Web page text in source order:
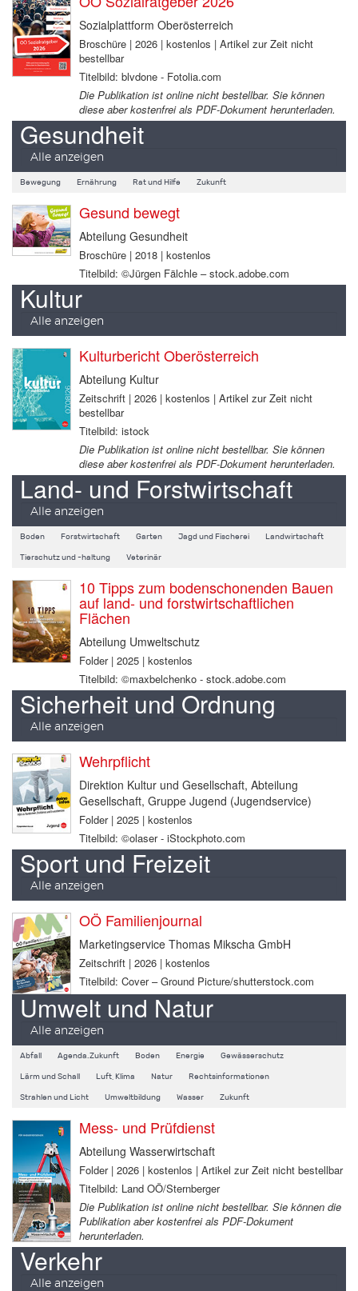
Sozialplattform Oberösterreich
Broschüre | 2026 | kostenlos | Artikel zur Zeit nicht
bestellbar
Titelbild: blvdone - Fotolia.com
Die Publikation ist online nicht bestellbar. Sie können
diese aber kostenfrei als PDF-Dokument herunterladen.
Gesundheit
Alle anzeigen
Bewegung Ernährung Rat und Hilfe Zukunft
Gesund bewegt
Abteilung Gesundheit
Broschüre | 2018 | kostenlos
Titelbild: ©Jürgen Fälchle – stock.adobe.com
Kultur
Alle anzeigen
Kulturbericht Oberösterreich
Abteilung Kultur
Zeitschrift | 2026 | kostenlos | Artikel zur Zeit nicht
bestellbar
Titelbild: istock
Die Publikation ist online nicht bestellbar. Sie können
diese aber kostenfrei als PDF-Dokument herunterladen.
Land- und Forstwirtschaft
Alle anzeigen
Boden Forstwirtschaft Garten Jagd und Fischerei Landwirtschaft
Tierschutz und -haltung Veterinär
10 Tipps zum bodenschonenden Bauen
auf land- und forstwirtschaftlichen
Flächen
Abteilung Umweltschutz
Folder | 2025 | kostenlos
Titelbild: ©maxbelchenko - stock.adobe.com
Sicherheit und Ordnung
Alle anzeigen
Wehrpflicht
Direktion Kultur und Gesellschaft, Abteilung
Gesellschaft, Gruppe Jugend (Jugendservice)
Folder | 2025 | kostenlos
Titelbild: ©olaser - iStockphoto.com
Sport und Freizeit
Alle anzeigen
OÖ Familienjournal
Marketingservice Thomas Mikscha GmbH
Zeitschrift | 2026 | kostenlos
Titelbild: Cover – Ground Picture/shutterstock.com
Umwelt und Natur
Alle anzeigen
Abfall Agenda.Zukunft Boden Energie Gewässerschutz
Lärm und Schall Luft, Klima Natur Rechtsinformationen
Strahlen und Licht Umweltbildung Wasser Zukunft
Mess- und Prüfdienst
Abteilung Wasserwirtschaft
Folder | 2026 | kostenlos | Artikel zur Zeit nicht bestellbar
Titelbild: Land OÖ/Sternberger
Die Publikation ist online nicht bestellbar. Sie können die
Publikation aber kostenfrei als PDF-Dokument
herunterladen.
Verkehr
Alle anzeigen